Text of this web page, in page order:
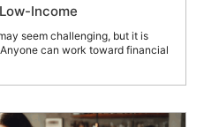
Income
seem challenging, but it is
can work toward financial